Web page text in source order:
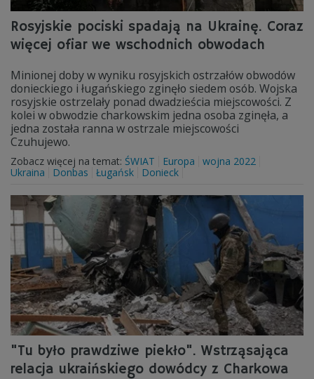
Rosyjskie pociski spadają na Ukrainę. Coraz
więcej ofiar we wschodnich obwodach
Minionej doby w wyniku rosyjskich ostrzałów obwodów
donieckiego i ługańskiego zginęło siedem osób. Wojska
rosyjskie ostrzelały ponad dwadzieścia miejscowości. Z
kolei w obwodzie charkowskim jedna osoba zginęła, a
jedna została ranna w ostrzale miejscowości
Czuhujewo.
Zobacz więcej na temat: ŚWIAT Europa
wojna 2022
Ukraina
Donbas Ługańsk Donieck
"Tu było prawdziwe piekło". Wstrząsająca
relacja ukraińskiego dowódcy z Charkowa